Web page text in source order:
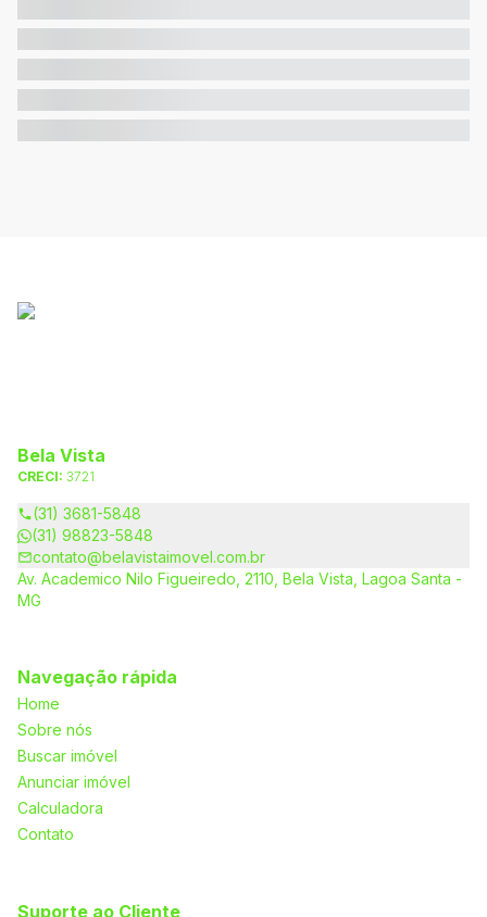
Bela Vista
CRECI: 3721
(31) 3681-5848
(31) 98823-5848
contato@belavistaimovel.com.br
Av. Academico Nilo Figueiredo, 2110, Bela Vista, Lagoa Santa -
MG
Navegação rápida
Home
Sobre nós
Buscar imóvel
Anunciar imóvel
Calculadora
Contato
Suporte ao Cliente